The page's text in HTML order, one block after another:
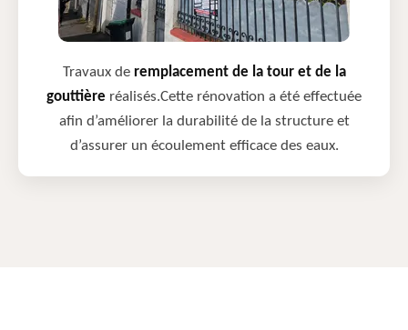
Travaux de remplacement de la tour et de la
gouttière réalisés.Cette rénovation a été effectuée
afin d’améliorer la durabilité de la structure et
d’assurer un écoulement efficace des eaux.